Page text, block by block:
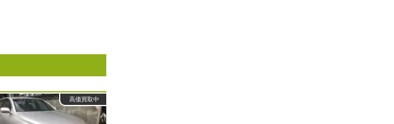
高価買取中